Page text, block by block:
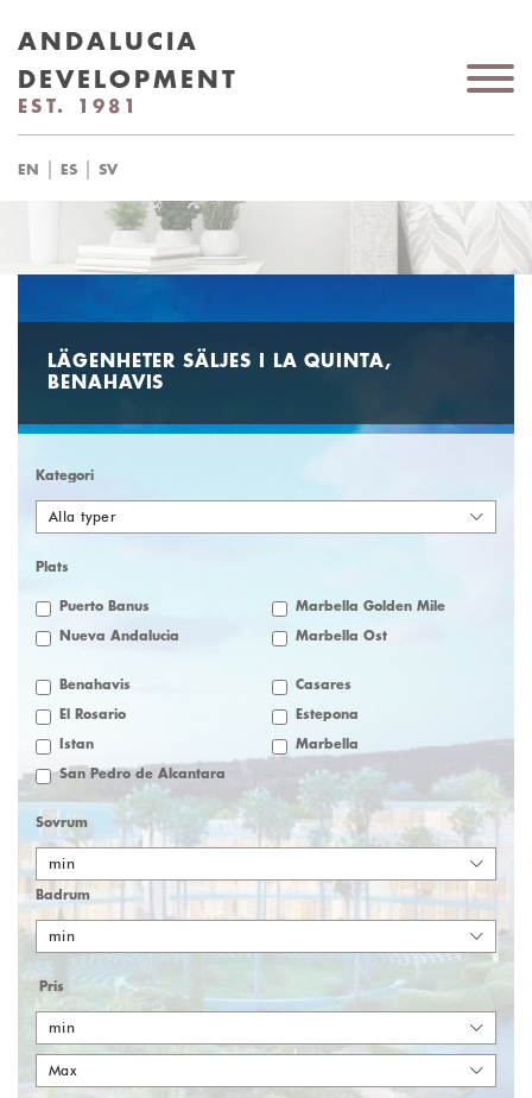
ANDALUCIA
DEVELOPMENT
EST. 1981
EN | ES | SV
LÄGENHETER SÄLJES I LA QUINTA,
BENAHAVIS
Kategori
Alla typer
Plats
Puerto Banus Marbella Golden Mile
Nueva Andalucia Marbella Öst
Benahavis Casares
El Rosario Estepona
Istan Marbella
San Pedro de Alcantara
Sovrum
min
Badrum
min
Pris
min
Max